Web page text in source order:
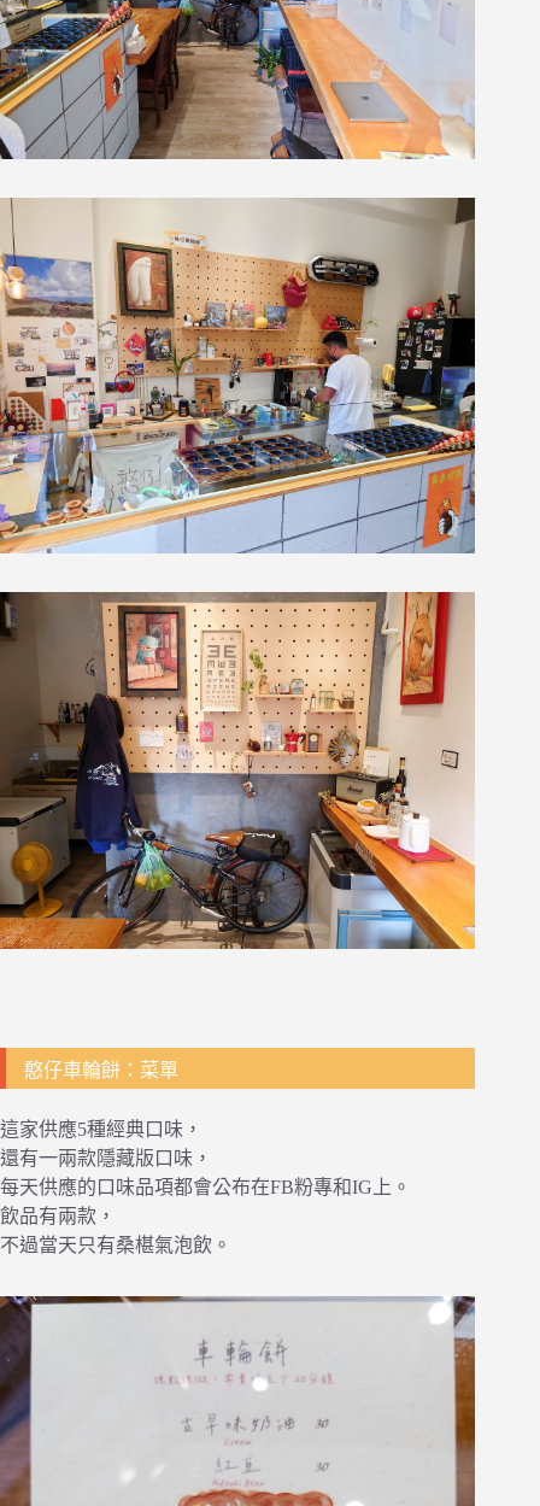
憨仔車輪餅：菜單
這家供應5種經典口味，
還有一兩款隱藏版口味，
每天供應的口味品項都會公布在FB粉專和IG上。
飲品有兩款，
不過當天只有桑椹氣泡飲。